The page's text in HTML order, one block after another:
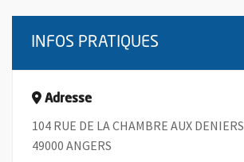
INFOS PRATIQUES
Adresse
104 RUE DE LA CHAMBRE AUX DENIERS
49000 ANGERS